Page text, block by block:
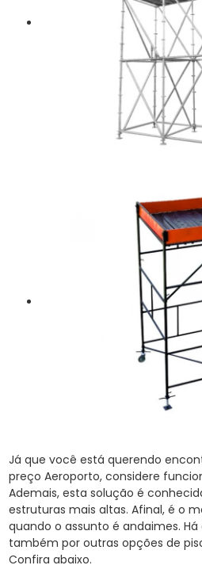
Já que você está querendo
preço Aeroporto, considere
Ademais, esta solução é
estruturas mais altas. Afinal, é o
quando o assunto é andaimes.
também por outras opções de
Confira abaixo.